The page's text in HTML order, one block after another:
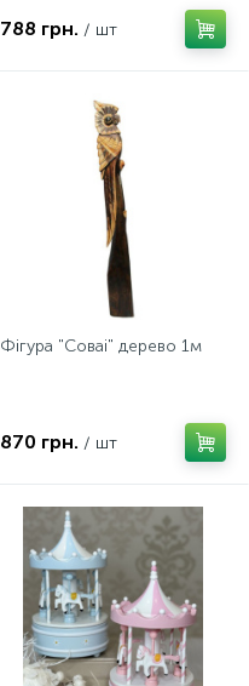
788 грн. / шт
Фігура "Соваі" дерево 1м
870 грн. / шт